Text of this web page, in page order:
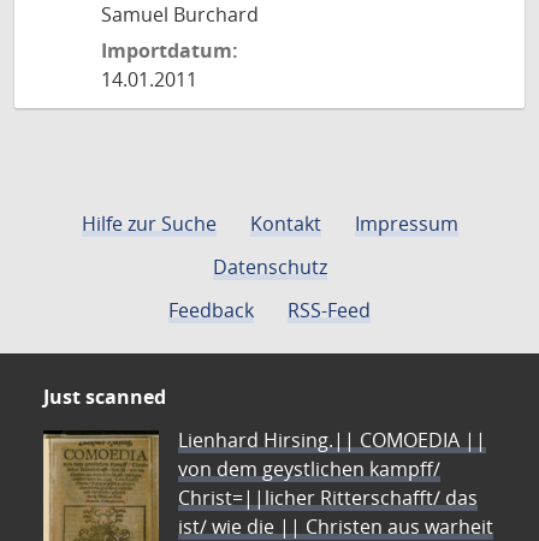
Samuel Burchard
Importdatum:
14.01.2011
Hilfe zur Suche Kontakt
Impressum
Datenschutz
Feedback
RSS-Feed
Just scanned
Lienhard Hirsing.|| COMOEDIA ||
von dem geystlichen kampff/
Christ=||licher Ritterschafft/ das
ist/ wie die || Christen aus warheit